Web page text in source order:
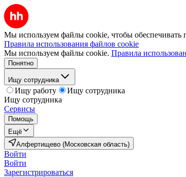
Мы используем файлы cookie, чтобы обеспечивать
Правила использования файлов cookie
Мы используем файлы cookie. Правила
Понятно
Ищу сотрудника
Ищу работу
Ищу сотрудника
Ищу сотрудника
Сервисы
Помощь
Ещё
Алфертищево (Московская область)
Войти
Войти
Зарегистрироваться